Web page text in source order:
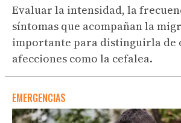
Evaluar la intensidad, la
síntomas que acompañan la
importante para distinguirla de
afecciones como la cefalea.
EMERGENCIAS